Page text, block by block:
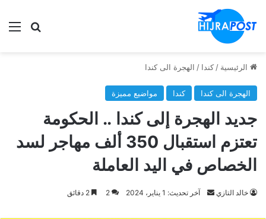
ابحث
الرئيسية / كندا / الهجرة الى كندا
الهجرة الى كندا كندا مواضيع مميزة
جديد الهجرة إلى كندا .. الحكومة
تعتزم استقبال 350 ألف مهاجر لسد
الخصاص في اليد العاملة
خالد التازي
أرسلآخر تحديث: 1 يناير، 2024 2